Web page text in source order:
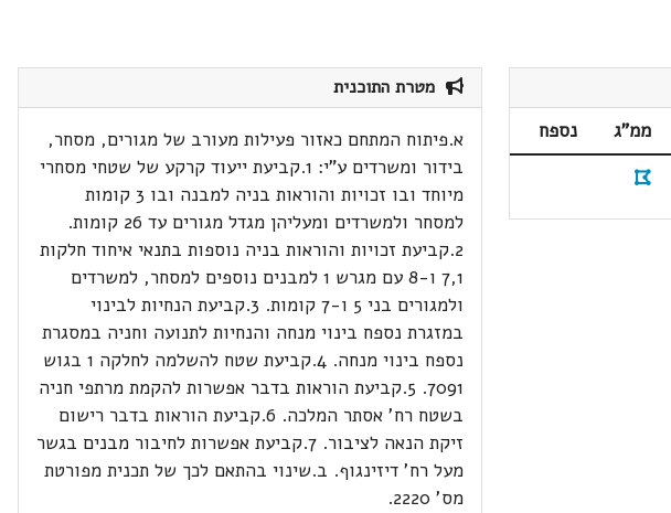
ממ"ג
נספח
מטרת התוכנית
א.פיתוח המתחם כאזור פעילות מעורב של מגורים, מסחר,
בידור ומשרדים ע"י: 1.קביעת ייעוד קרקע של שטחי מסחרי
מיוחד ובו זכויות והוראות בניה למבנה ובו 3 קומות
למסחר ולמשרדים ומעליהן מגדל מגורים עד 26 קומות.
2.קביעת זכויות והוראות בניה נוספות בתנאי איחוד חלקות
7,1 ו-8 עם מגרש 1 למבנים נוספים למסחר, למשרדים
ולמגורים בני 5 ו-7 קומות. 3.קביעת הנחיות לבינוי
במזגרת נספח בינוי מנחה והנחיות לתנועה וחניה במסגרת
נספח בינוי מנחה. 4.קביעת שטח להשלמה לחלקה 1 בגוש
7091. 5.קביעת הוראות בדבר אפשרות להקמת מרתפי חניה
בשטח רח' אסתר המלכה. 6.קביעת הוראות בדבר רישום
זיקת הנאה לציבור. 7.קביעת אפשרות לחיבור מבנים בגשר
מעל רח' דיזינגוף. ב.שינוי בהתאם לכך של תכנית מפורטת
מס' 2220.